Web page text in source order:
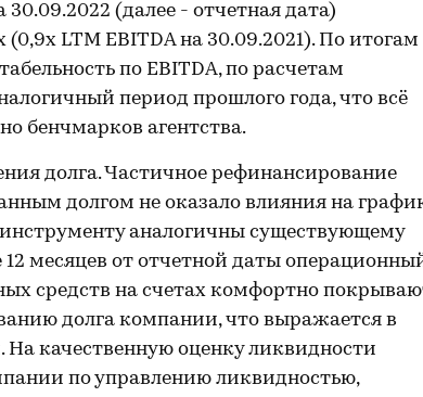
(далее - отчетная дата)
LTM EBITDA на 30.09.2021). По итогам
по EBITDA, по расчетам
период прошлого года, что всё
бенчмарков агентства.
долга. Частичное рефинансирование
долгом не оказало влияния на
аналогичны существующему
12 месяцев от отчетной даты
средств на счетах комфортно
долга компании, что выражается в
качественную оценку ликвидности
по управлению ликвидностью,